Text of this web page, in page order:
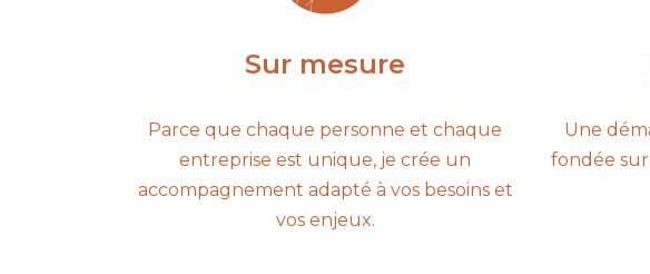
Sur mesure
Parce que chaque personne et chaque
entreprise est unique, je crée un
accompagnement adapté à vos besoins et
vos enjeux.
Une
fondée